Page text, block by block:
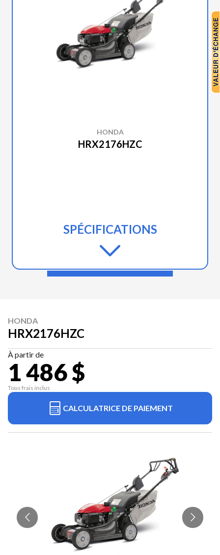
HONDA
HRX2176HZC
SPÉCIFICATIONS
HONDA
HRX2176HZC
À partir de
1 486 $
Tous frais inclus
CALCULATRICE DE PAIEMENT